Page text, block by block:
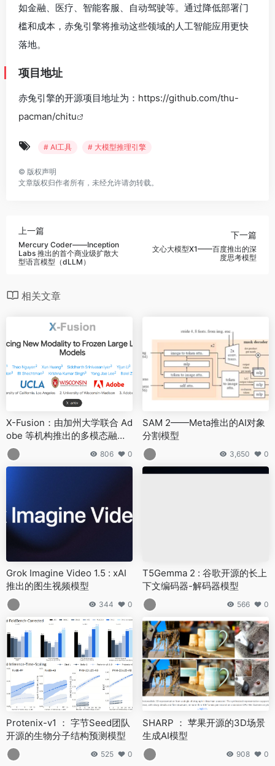
如金融、医疗、智能客服、自动驾驶等。通过降低部署门
槛和成本，赤兔引擎将推动这些领域的人工智能应用更快
落地。
项目地址
赤兔引擎的开源项目地址为： https://github.com/thu-
pacman/chitu
# AI工具 # 大模型推理引擎
© 版权声明
文章版权归作者所有，未经允许请勿转载。
上一篇
Mercury Coder——Inception
Labs 推出的首个商业级扩散大
型语言模型（dLLM）
下一篇
文心大模型X1——百度推出的深
度思考模型
相关文章
X-Fusion：由加州大学联合 Ad
obe 等机构推出的多模态融合
框架
806 0
SAM 2——Meta推出的AI对象
分割模型
3,650 0
Grok Imagine Video 1.5 : xAI
推出的图生视频模型
344 0
T5Gemma 2 : 谷歌开源的长上
下文编码器-解码器模型
566 0
Protenix-v1 ： 字节Seed团队
开源的生物分子结构预测模型
525 0
SHARP ： 苹果开源的3D场景
生成AI模型
908 0